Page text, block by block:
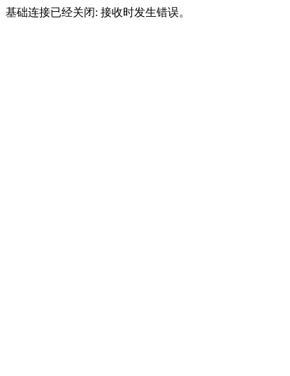
基础连接已经关闭: 接收时发生错误。